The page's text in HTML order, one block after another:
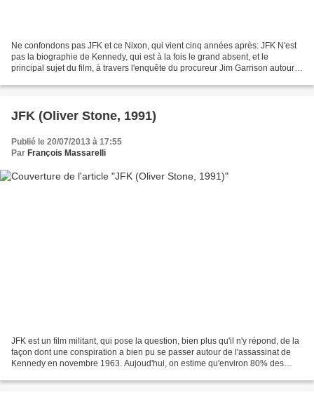
Ne confondons pas JFK et ce Nixon, qui vient cinq années après: JFK N'est
pas la biographie de Kennedy, qui est à la fois le grand absent, et le
principal sujet du film, à travers l'enquête du procureur Jim Garrison autour
JFK (Oliver Stone, 1991)
Publié le 20/07/2013 à 17:55
Par François Massarelli
JFK est un film militant, qui pose la question, bien plus qu'il n'y répond, de la
façon dont une conspiration a bien pu se passer autour de l'assassinat de
Kennedy en novembre 1963. Aujoud'hui, on estime qu'environ 80% des